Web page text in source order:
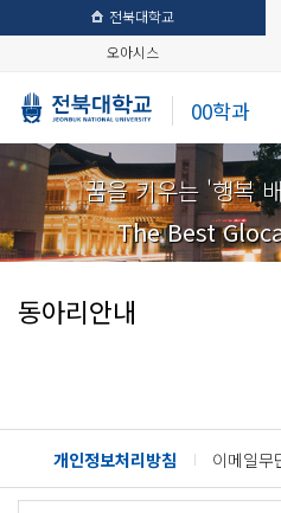
전북대학교
오아시스
00학과
꿈을 키우는 '행복
The Best
동아리안내
개인정보처리방침 이메일무